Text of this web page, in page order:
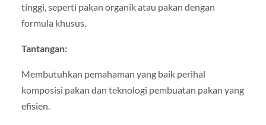
tinggi, seperti pakan organik atau pakan dengan
formula khusus.
Tantangan:
Membutuhkan pemahaman yang baik perihal
komposisi pakan dan teknologi pembuatan pakan yang
efisien.